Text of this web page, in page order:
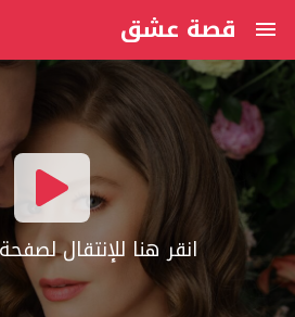
قصة عشق
انقر هنا للإنتقال